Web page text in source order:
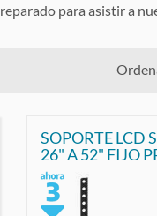
para asistir a
SOPORTE LCD
26" A 52" FIJO